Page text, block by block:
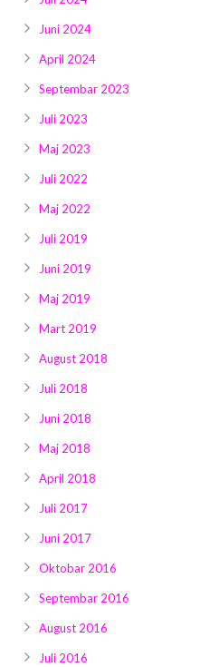
Juni 2024
April 2024
Septembar 2023
Juli 2023
Maj 2023
Juli 2022
Maj 2022
Juli 2019
Juni 2019
Maj 2019
Mart 2019
August 2018
Juli 2018
Juni 2018
Maj 2018
April 2018
Juli 2017
Juni 2017
Oktobar 2016
Septembar 2016
August 2016
Juli 2016